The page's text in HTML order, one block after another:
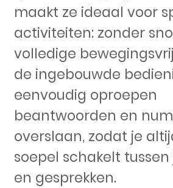
maakt ze ideaal voor
activiteiten: zonder
volledige
de ingebouwde
eenvoudig oproepen
beantwoorden en
overslaan, zodat je
soepel schakelt tussen
en gesprekken.